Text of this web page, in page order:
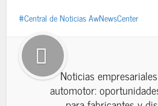
Central de Noticias AwNewsCenter
Noticias
automotor: